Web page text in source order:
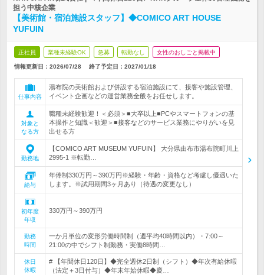
担う中核企業
【美術館・宿泊施設スタッフ】◆COMICO ART HOUSE
YUFUIN
正社員 業種未経験OK 急募 転勤なし 女性のおしごと掲載中
情報更新日：2026/07/28 終了予定日： 2027/01/18
仕事内容
湯布院の美術館および併設する宿泊施設にて、接客や施設管理、
イベント企画などの運営業務全般をお任せします。
対象と
なる方
職種未経験歓迎！＜必須＞■大卒以上■PCやスマートフォンの基
本操作と知識＜歓迎＞■接客などのサービス業務にやりがいを見
出せる方
勤務地
【COMICO ART MUSEUM YUFUIN】 大分県由布市湯布院町川上
2995-1 ※転勤…
給与
年俸制330万円～390万円※経験・年齢・資格など考慮し優遇いた
します。※試用期間3ヶ月あり（待遇の変更なし）
初年度
年収
330万円～390万円
勤務
時間
一か月単位の変形労働時間制（週平均40時間以内）・7:00～
21:00の中でシフト制勤務・実働8時間…
休日
休暇
# 【年間休日120日】◆完全週休2日制（シフト）◆年次有給休暇
（法定＋3日付与）◆年末年始休暇◆慶…